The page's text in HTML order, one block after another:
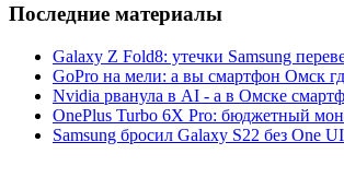
Последние материалы
Galaxy Z Fold8: утечки Samsung
GoPro на мели: а вы смартфон Омск
Nvidia рванула в AI - а в Омске
OnePlus Turbo 6X Pro: бюджетный
Samsung бросил Galaxy S22 без One